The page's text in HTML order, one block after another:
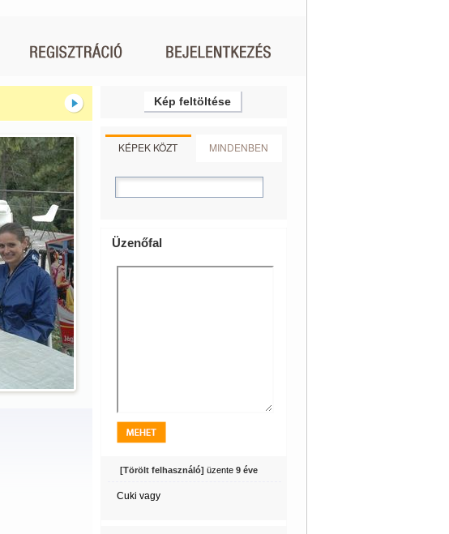
Kép feltöltése
KÉPEK KÖZT MINDENBEN
Üzenőfal
[Törölt felhasználó] üzente 9 éve
Cuki vagy